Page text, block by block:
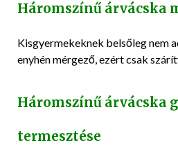
Háromszínű árvácska
Kisgyermekeknek belsőleg nem
enyhén mérgező, ezért csak
Háromszínű árvácska
termesztése